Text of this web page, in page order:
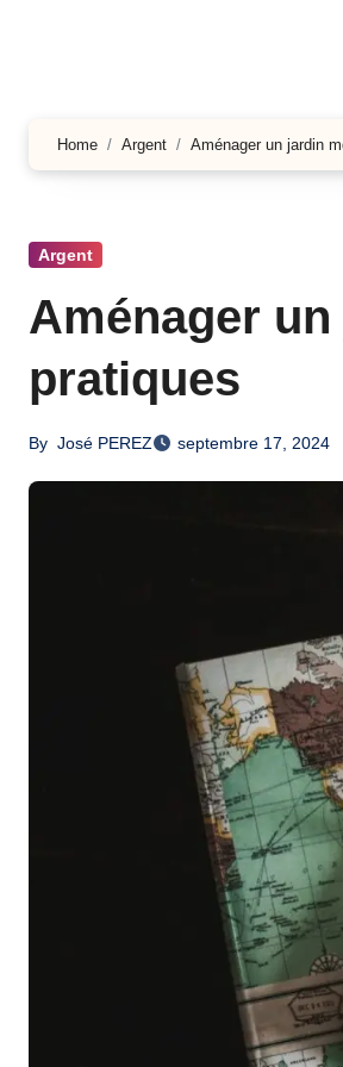
Home Argent Aménager un jardin
Argent
Aménager
pratiques
By José PEREZ septembre 17, 2024